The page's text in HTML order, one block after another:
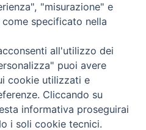
Venosa
MELFI (PZ) •
Tel. 0972238604
PEC ufficiale della Diocesi:
"misurazione" e
specificato nella
all'utilizzo dei
puoi avere
cookie utilizzati e
Cliccando su
informativa proseguirai
i soli cookie tecnici.